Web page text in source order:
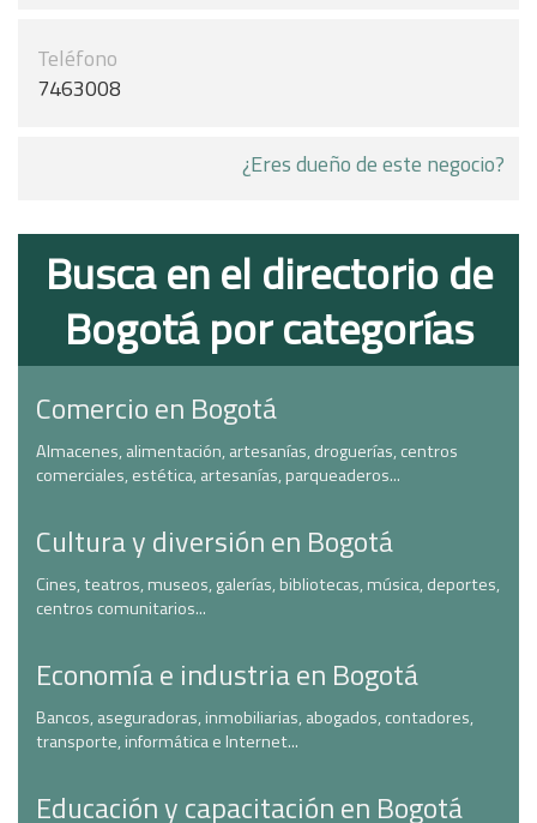
Teléfono
7463008
¿Eres dueño de este negocio?
Busca en el directorio de
Bogotá por categorías
Comercio en Bogotá
Almacenes, alimentación, artesanías, droguerías, centros
comerciales, estética, artesanías, parqueaderos...
Cultura y diversión en Bogotá
Cines, teatros, museos, galerías, bibliotecas, música, deportes,
centros comunitarios...
Economía e industria en Bogotá
Bancos, aseguradoras, inmobiliarias, abogados, contadores,
transporte, informática e Internet...
Educación y capacitación en Bogotá